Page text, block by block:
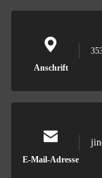
Anschrift
E-Mail-Adresse